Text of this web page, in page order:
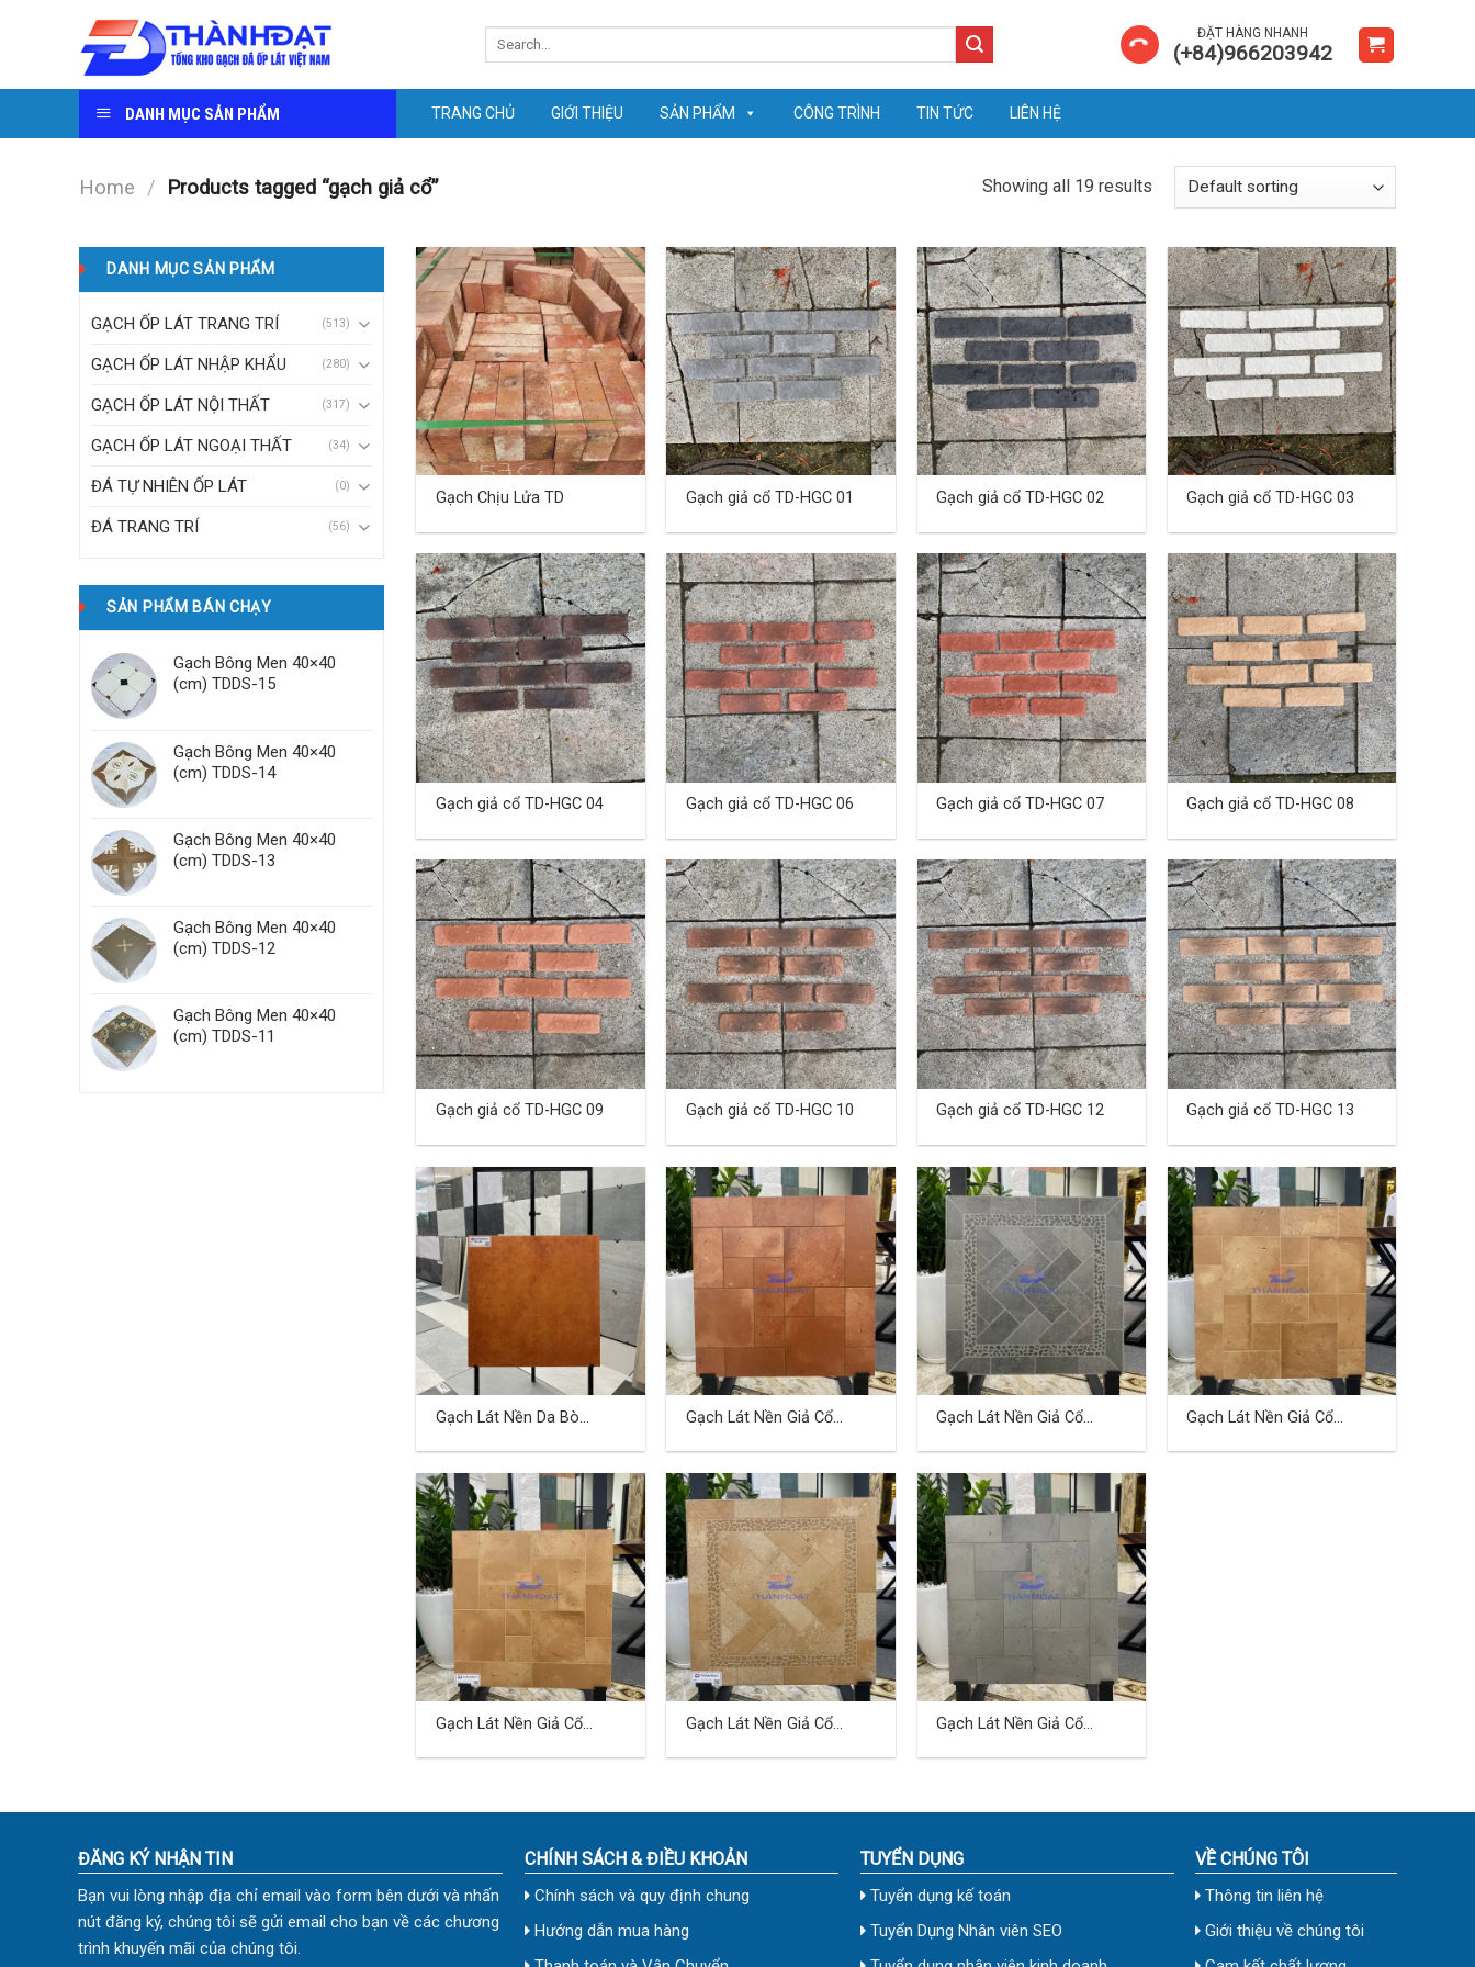
ĐẶT HÀNG NHANH
(+84)966203942
DANH MỤC SẢN PHẨM TRANG CHỦ GIỚI THIỆU SẢN PHẨM CÔNG TRÌNH TIN TỨC LIÊN HỆ
Home / Products tagged “gạch giả cổ” Showing all 19 results
DANH MỤC SẢN PHẨM
GẠCH ỐP LÁT TRANG TRÍ (513)
GẠCH ỐP LÁT NHẬP KHẨU (280)
GẠCH ỐP LÁT NỘI THẤT (317)
GẠCH ỐP LÁT NGOẠI THẤT (34)
ĐÁ TỰ NHIÊN ỐP LÁT (0)
ĐÁ TRANG TRÍ (56)
SẢN PHẨM BÁN CHẠY
Gạch Bông Men 40×40
(cm) TDDS-15
Gạch Bông Men 40×40
(cm) TDDS-14
Gạch Bông Men 40×40
(cm) TDDS-13
Gạch Bông Men 40×40
(cm) TDDS-12
Gạch Bông Men 40×40
(cm) TDDS-11
Gạch Chịu Lửa TD Gạch giả cổ TD-HGC 01 Gạch giả cổ TD-HGC 02 Gạch giả cổ TD-HGC 03
Gạch giả cổ TD-HGC 04 Gạch giả cổ TD-HGC 06 Gạch giả cổ TD-HGC 07 Gạch giả cổ TD-HGC 08
Gạch giả cổ TD-HGC 09 Gạch giả cổ TD-HGC 10 Gạch giả cổ TD-HGC 12 Gạch giả cổ TD-HGC 13
Gạch Lát Nền Da Bò
Gạch Lát Nền Giả Cổ
Gạch Lát Nền Giả Cổ
Gạch Lát Nền Giả Cổ
Gạch Lát Nền Giả Cổ
Gạch Lát Nền Giả Cổ
Gạch Lát Nền Giả Cổ
ĐĂNG KÝ NHẬN TIN
Bạn vui lòng nhập địa chỉ email vào form bên dưới và nhấn
nút đăng ký, chúng tôi sẽ gửi email cho bạn về các chương
trình khuyến mãi của chúng tôi.
CHÍNH SÁCH & ĐIỀU KHOẢN
Chính sách và quy định chung
Hướng dẫn mua hàng
TUYỂN DỤNG
Tuyển dụng kế toán
Tuyển Dụng Nhân viên SEO
VỀ CHÚNG TÔI
Thông tin liên hệ
Giới thiệu về chúng tôi